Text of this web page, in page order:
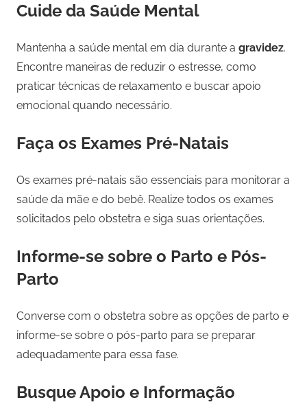
Cuide da Saúde Mental
Mantenha a saúde mental em dia durante a gravidez.
Encontre maneiras de reduzir o estresse, como
praticar técnicas de relaxamento e buscar apoio
emocional quando necessário.
Faça os Exames Pré-Natais
Os exames pré-natais são essenciais para monitorar a
saúde da mãe e do bebê. Realize todos os exames
solicitados pelo obstetra e siga suas orientações.
Informe-se sobre o Parto e Pós-
Parto
Converse com o obstetra sobre as opções de parto e
informe-se sobre o pós-parto para se preparar
adequadamente para essa fase.
Busque Apoio e Informação